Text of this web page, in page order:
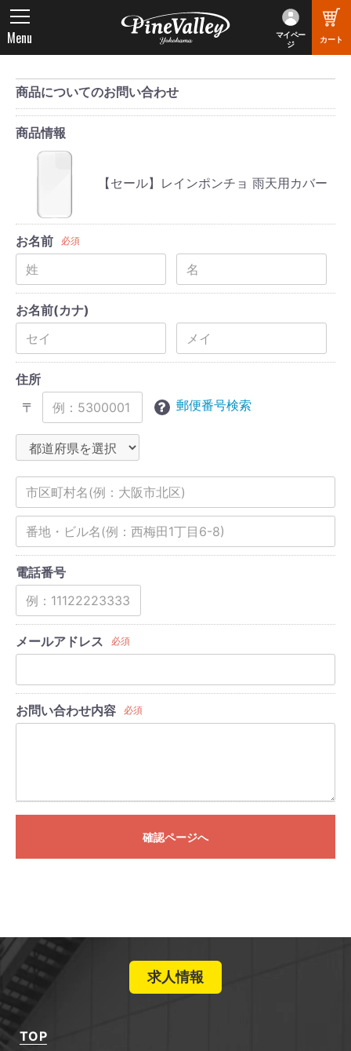
マイペー
ジ
カート
Menu
商品についてのお問い合わせ
商品情報
【セール】レインポンチョ 雨天用カバー
お名前 必須
お名前(カナ)
住所
〒
郵便番号検索
電話番号
メールアドレス 必須
お問い合わせ内容 必須
確認ページへ
求人情報
TOP